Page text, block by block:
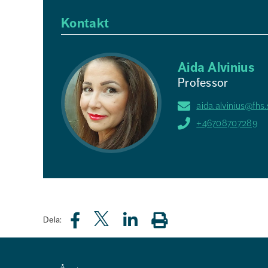
Kontakt
Aida Alvinius
Professor
+46708707289
Dela: